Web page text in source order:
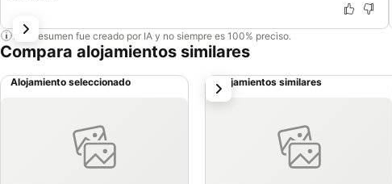
Este resumen fue creado por IA y no siempre es 100% preciso.
Compara alojamientos similares
Alojamiento seleccionado Alojamientos similares
siguiente